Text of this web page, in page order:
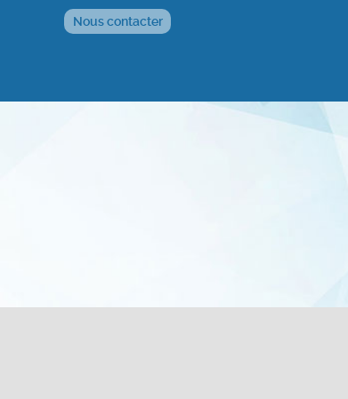
Nous contacter